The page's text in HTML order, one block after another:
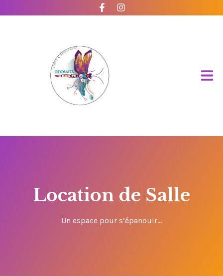
Location de Salle
Un espace pour s’épanouir…